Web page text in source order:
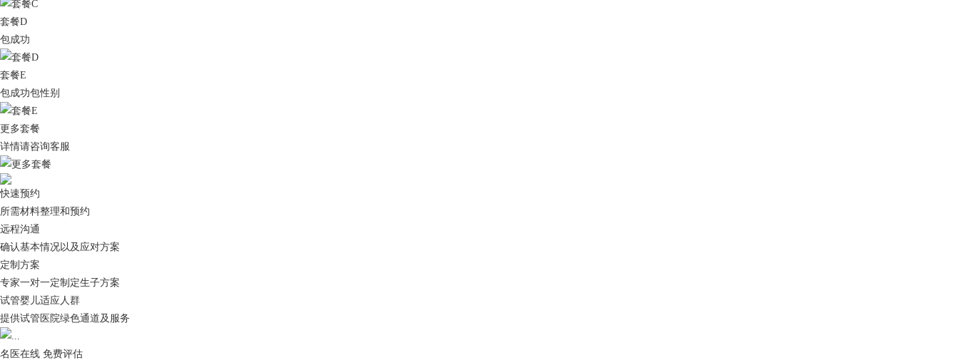
套餐D
包成功
套餐E
包成功包性别
更多套餐
详情请咨询客服
快速预约
所需材料整理和预约
远程沟通
确认基本情况以及应对方案
定制方案
专家一对一定制定生子方案
试管婴儿适应人群
提供试管医院绿色通道及服务
名医在线 免费评估